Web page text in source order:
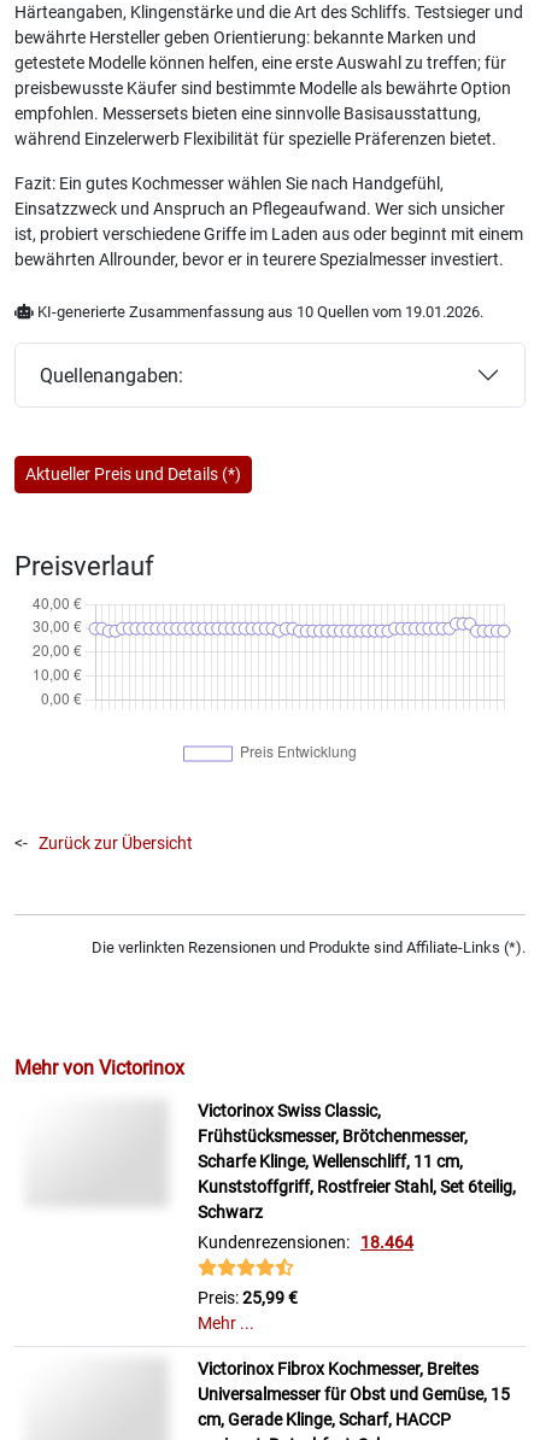
Härteangaben, Klingenstärke und die Art des Schliffs. Testsieger und
bewährte Hersteller geben Orientierung: bekannte Marken und
getestete Modelle können helfen, eine erste Auswahl zu treffen; für
preisbewusste Käufer sind bestimmte Modelle als bewährte Option
empfohlen. Messersets bieten eine sinnvolle Basisausstattung,
während Einzelerwerb Flexibilität für spezielle Präferenzen bietet.
Fazit: Ein gutes Kochmesser wählen Sie nach Handgefühl,
Einsatzzweck und Anspruch an Pflegeaufwand. Wer sich unsicher
ist, probiert verschiedene Griffe im Laden aus oder beginnt mit einem
bewährten Allrounder, bevor er in teurere Spezialmesser investiert.
KI-generierte Zusammenfassung aus 10 Quellen vom 19.01.2026.
Quellenangaben:
Aktueller Preis und Details (*)
Preisverlauf
<- Zurück zur Übersicht
Die verlinkten Rezensionen und Produkte sind Affiliate-Links (*).
Mehr von Victorinox
Victorinox Swiss Classic,
Frühstücksmesser, Brötchenmesser,
Scharfe Klinge, Wellenschliff, 11 cm,
Kunststoffgriff, Rostfreier Stahl, Set 6teilig,
Schwarz
Kundenrezensionen: 18.464
Preis:25,99 €
Mehr ...
Victorinox Fibrox Kochmesser, Breites
Universalmesser für Obst und Gemüse, 15
cm, Gerade Klinge, Scharf, HACCP